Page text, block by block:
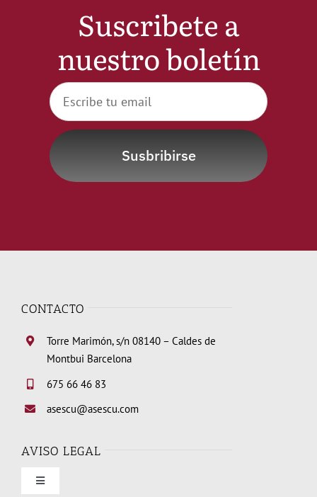
WooCommerce My Account
WooCommerce Cart
Suscribete a
nuestro boletín
Susbribirse
CONTACTO
Torre Marimón, s/n 08140 – Caldes de
Montbui Barcelona
675 66 46 83
asescu@asescu.com
AVISO LEGAL
Toggle